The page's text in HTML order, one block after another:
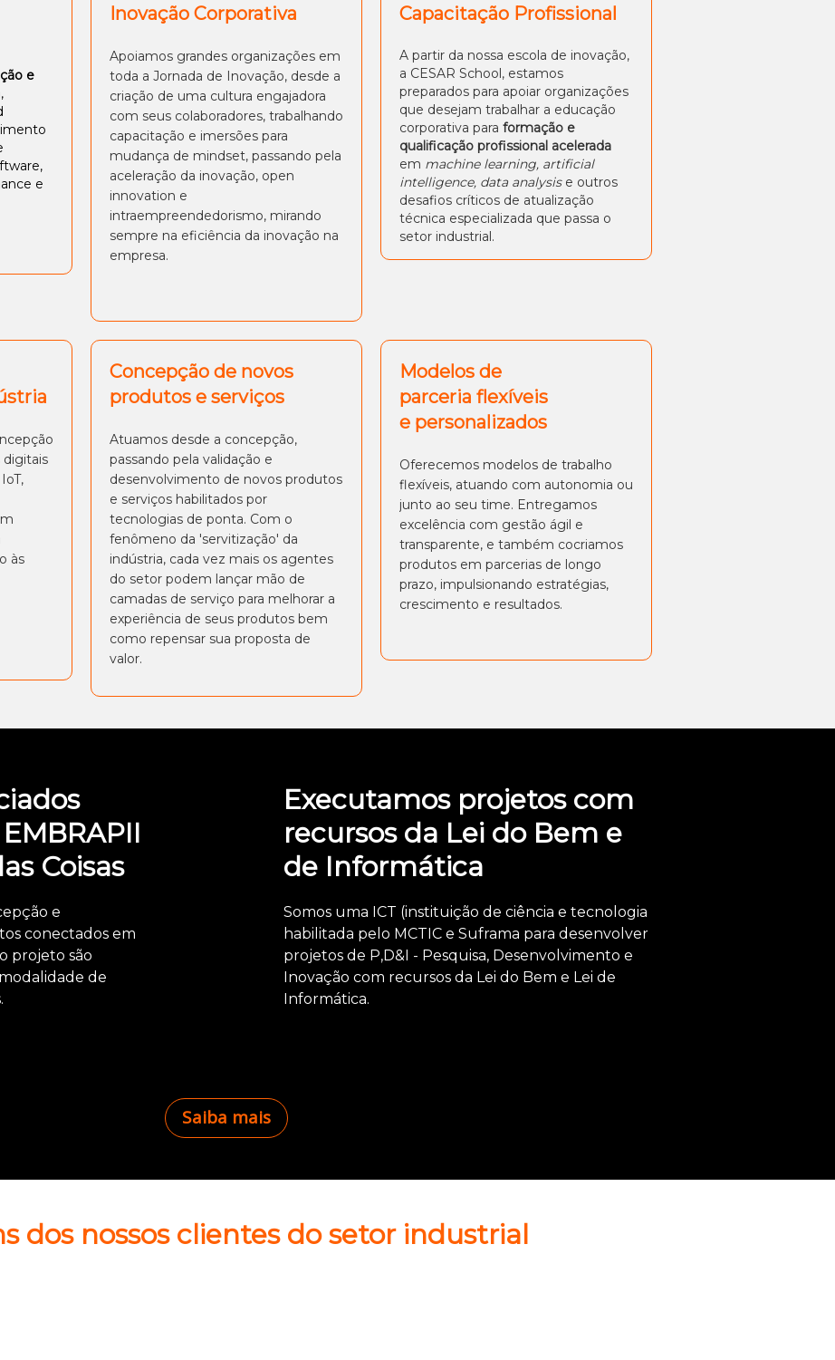
e
e
Inovação Corporativa
Apoiamos grandes organizações em
toda a Jornada de Inovação, desde a
criação de uma cultura engajadora
com seus colaboradores, trabalhando
capacitação e imersões para
mudança de mindset, passando pela
aceleração da inovação, open
innovation e
intraempreendedorismo, mirando
sempre na eficiência da inovação na
empresa.
Capacitação Profissional
A partir da nossa escola de inovação,
a CESAR School, estamos
preparados para apoiar organizações
que desejam trabalhar a educação
corporativa para formação e
qualificação profissional acelerada
em machine learning, artificial
intelligence, data analysise outros
desafios críticos de atualização
técnica especializada que passa o
setor industrial.
digitais
às
Concepção de novos
produtos e serviços
Atuamos desde a concepção,
passando pela validação e
desenvolvimento de novos produtos
e serviços habilitados por
tecnologias de ponta. Com o
fenômeno da 'servitização' da
indústria, cada vez mais os agentes
do setor podem lançar mão de
camadas de serviço para melhorar a
experiência de seus produtos bem
como repensar sua proposta de
valor.
Modelos de
parceria flexíveis
e personalizados
Oferecemos modelos de trabalho
flexíveis, atuando com autonomia ou
junto ao seu time. Entregamos
excelência com gestão ágil e
transparente, e também cocriamos
produtos em parcerias de longo
prazo, impulsionando estratégias,
crescimento e resultados.
Coisas
e
conectados em
projeto são
de
Executamos projetos com
recursos da Lei do Bem e
de Informática
Somos uma ICT (instituição de ciência e tecnologia
habilitada pelo MCTIC e Suframa para desenvolver
projetos de P,D&I - Pesquisa, Desenvolvimento e
Inovação com recursos da Lei do Bem e Lei de
Informática.
Saiba mais
dos nossos clientes do setor industrial